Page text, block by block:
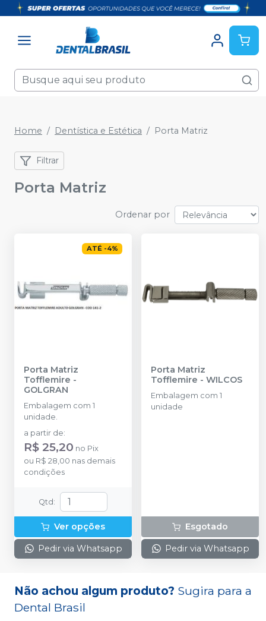
Home Dentística e Estética Porta Matriz
Filtrar
Porta Matriz
Ordenar por
ATÉ -4%
Porta Matriz
Tofflemire -
GOLGRAN
Embalagem com 1
unidade.
a partir de:
R$ 25,20 no Pix
ou R$ 28,00 nas demais
condições
Qtd :
Ver opções
Pedir via Whatsapp
Porta Matriz
Tofflemire - WILCOS
Embalagem com 1
unidade
Esgotado
Pedir via Whatsapp
Não achou algum produto? Sugira para a
Dental Brasil